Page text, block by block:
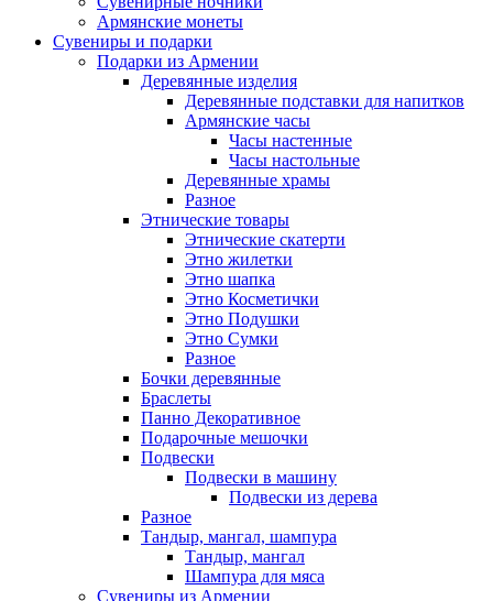
Армянские монеты
Сувениры и подарки
Подарки из Армении
Деревянные изделия
Деревянные подставки для напитков
Армянские часы
Часы настенные
Часы настольные
Деревянные храмы
Разное
Этнические товары
Этнические скатерти
Этно жилетки
Этно шапка
Этно Косметички
Этно Подушки
Этно Сумки
Разное
Бочки деревянные
Браслеты
Панно Декоративное
Подарочные мешочки
Подвески
Подвески в машину
Подвески из дерева
Разное
Тандыр, мангал, шампура
Тандыр, мангал
Шампура для мяса
Сувениры из Армении